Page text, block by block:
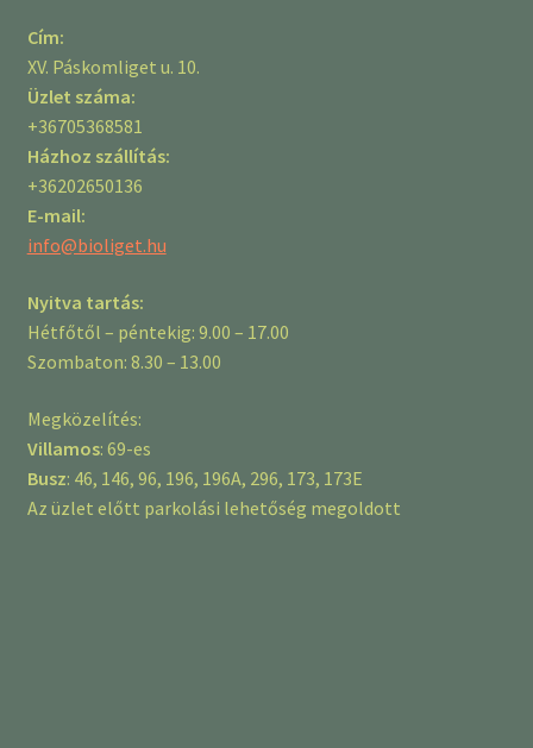
Cím:
XV. Páskomliget u. 10.
Üzlet száma:
+36705368581
Házhoz szállítás:
+36202650136
E-mail:
info@bioliget.hu
Nyitva tartás:
Hétfőtől – péntekig: 9.00 – 17.00
Szombaton: 8.30 – 13.00
Megközelítés:
Villamos: 69-es
Busz: 46, 146, 96, 196, 196A, 296, 173, 173E
Az üzlet előtt parkolási lehetőség megoldott